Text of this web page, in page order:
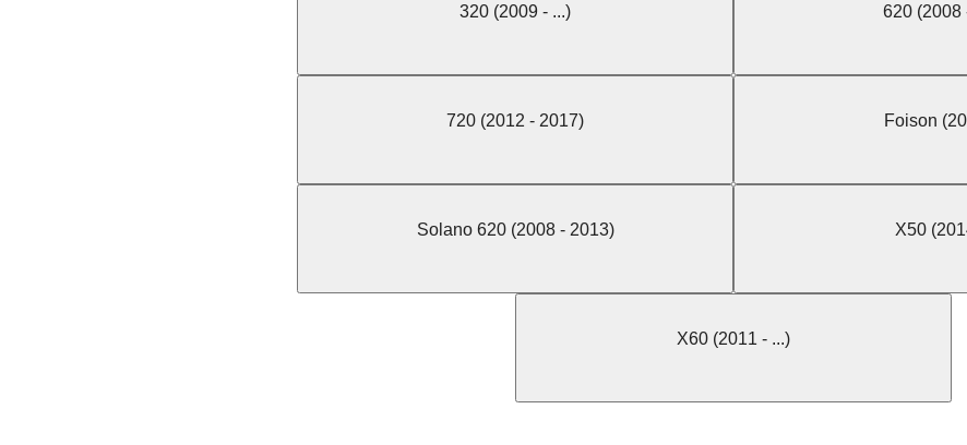
320 (2009 - ...) 620 (2008
720 (2012 - 2017) Foison
Solano 620 (2008 - 2013) X50
X60 (2011 - ...)